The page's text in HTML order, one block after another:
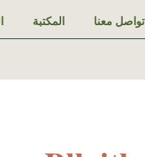
تواصل معنا المكتبة